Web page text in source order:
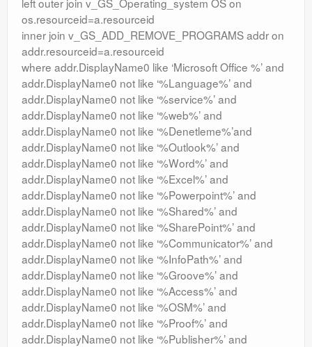
os.resourceid=a.resourceid
inner join v_GS_ADD_REMOVE_PROGRAMS addr on
addr.resourceid=a.resourceid
where addr.DisplayName0 like ‘Microsoft Office %’ and
addr.DisplayName0 not like ‘%Language%’ and
addr.DisplayName0 not like ‘%service%’ and
addr.DisplayName0 not like ‘%web%’ and
addr.DisplayName0 not like ‘%Denetleme%’and
addr.DisplayName0 not like ‘%Outlook%’ and
addr.DisplayName0 not like ‘%Word%’ and
addr.DisplayName0 not like ‘%Excel%’ and
addr.DisplayName0 not like ‘%Powerpoint%’ and
addr.DisplayName0 not like ‘%Shared%’ and
addr.DisplayName0 not like ‘%SharePoint%’ and
addr.DisplayName0 not like ‘%Communicator%’ and
addr.DisplayName0 not like ‘%InfoPath%’ and
addr.DisplayName0 not like ‘%Groove%’ and
addr.DisplayName0 not like ‘%Access%’ and
addr.DisplayName0 not like ‘%OSM%’ and
addr.DisplayName0 not like ‘%Proof%’ and
addr.DisplayName0 not like ‘%Publisher%’ and